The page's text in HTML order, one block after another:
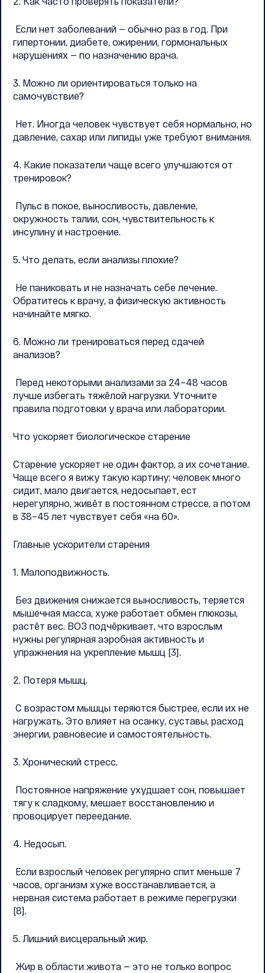
Если нет заболеваний — обычно раз в год. При
гипертонии, диабете, ожирении, гормональных
нарушениях — по назначению врача.
3. Можно ли ориентироваться только на
самочувствие?
Нет. Иногда человек чувствует себя нормально, но
давление, сахар или липиды уже требуют внимания.
4. Какие показатели чаще всего улучшаются от
тренировок?
Пульс в покое, выносливость, давление,
окружность талии, сон, чувствительность к
инсулину и настроение.
5. Что делать, если анализы плохие?
Не паниковать и не назначать себе лечение.
Обратитесь к врачу, а физическую активность
начинайте мягко.
6. Можно ли тренироваться перед сдачей
анализов?
Перед некоторыми анализами за 24–48 часов
лучше избегать тяжёлой нагрузки. Уточните
правила подготовки у врача или лаборатории.
Что ускоряет биологическое старение
Старение ускоряет не один фактор, а их сочетание.
Чаще всего я вижу такую картину: человек много
сидит, мало двигается, недосыпает, ест
нерегулярно, живёт в постоянном стрессе, а потом
в 38–45 лет чувствует себя «на 60».
Главные ускорители старения
1. Малоподвижность.
Без движения снижается выносливость, теряется
мышечная масса, хуже работает обмен глюкозы,
растёт вес. ВОЗ подчёркивает, что взрослым
нужны регулярная аэробная активность и
упражнения на укрепление мышц [3].
2. Потеря мышц.
С возрастом мышцы теряются быстрее, если их не
нагружать. Это влияет на осанку, суставы, расход
энергии, равновесие и самостоятельность.
3. Хронический стресс.
Постоянное напряжение ухудшает сон, повышает
тягу к сладкому, мешает восстановлению и
провоцирует переедание.
4. Недосып.
Если взрослый человек регулярно спит меньше 7
часов, организм хуже восстанавливается, а
нервная система работает в режиме перегрузки
[8].
5. Лишний висцеральный жир.
Жир в области живота — это не только вопрос